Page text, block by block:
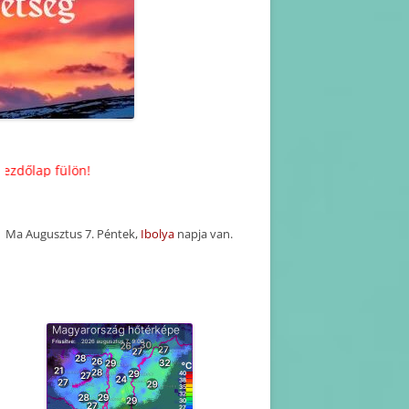
KORÁBBI HAVI PROGRAM
TERVEZETEK(2025-2016)
KORÁBBI PROGRAMOK-
BEJEGYZÉSEK
Ma Augusztus 7. Péntek, Ibolya napja van.